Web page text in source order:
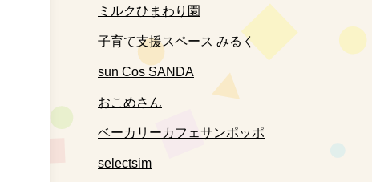
ミルクひまわり園
子育て支援スペース みるく
sun Cos SANDA
おこめさん
ベーカリーカフェサンポッポ
selectsim